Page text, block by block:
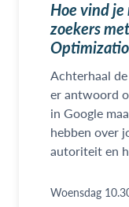
Hoe vind
zoekers
Achterhaal
er antwoord
in Google
hebben over
autoriteit en
Woensdag